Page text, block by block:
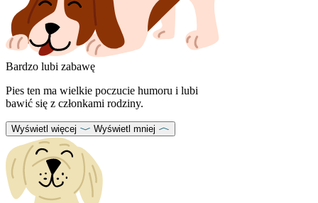
Bardzo lubi zabawę
Pies ten ma wielkie poczucie humoru i lubi
bawić się z członkami rodziny.
Wyświetl więcej Wyświetl mniej